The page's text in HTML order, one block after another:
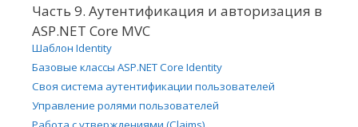
Часть 9. Аутентификация и авторизация в
ASP.NET Core MVC
Шаблон Identity
Базовые классы ASP.NET Core Identity
Своя система аутентификации пользователей
Управление ролями пользователей